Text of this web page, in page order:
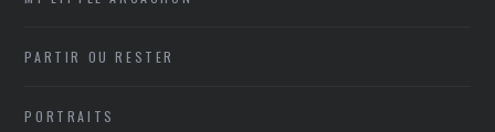
PARTIR OU RESTER
PORTRAITS